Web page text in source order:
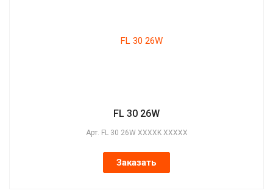
FL 30 26W
Арт. FL 30 26W XXXXK XXXXX
Заказать